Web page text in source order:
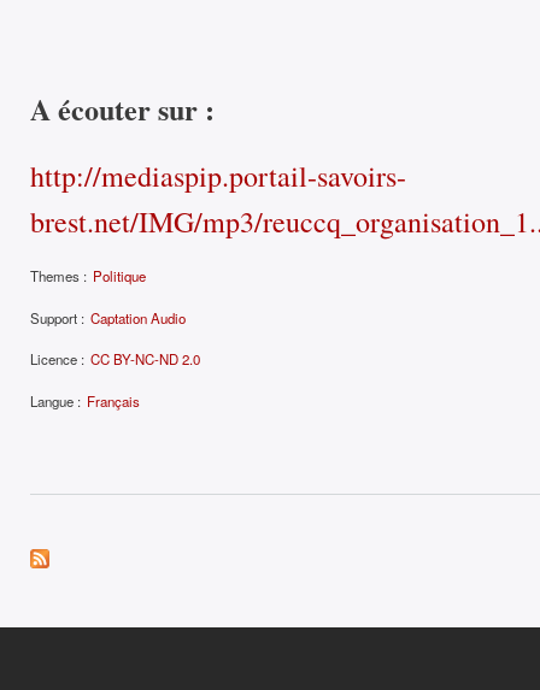
A écouter sur :
http://mediaspip.portail-savoirs-
brest.net/IMG/mp3/
Themes : Politique
Support : Captation Audio
Licence : CC BY-NC-ND 2.0
Langue : Français